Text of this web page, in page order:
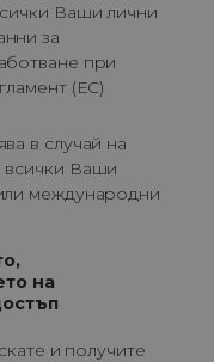
Ваши лични
за
при
(ЕС)
в случай на
всички Ваши
международни
на
и получите